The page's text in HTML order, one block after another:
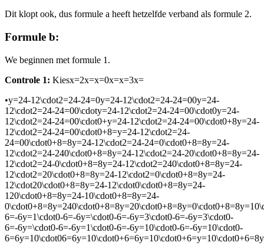
Dit klopt ook, dus formule a heeft hetzelfde verband als formule 2.
Formule b:
We beginnen met formule 1.
Controle 1: Kiesx=2x=x=0x=x=3x=
•y=24-12\cdot2=24-24=0y=24-12\cdot2=24-24=00y=24-
12\cdot2=24-24=00\cdoty=24-12\cdot2=24-24=00\cdot0y=24-
12\cdot2=24-24=00\cdot0+y=24-12\cdot2=24-24=00\cdot0+8y=24-
12\cdot2=24-24=00\cdot0+8=y=24-12\cdot2=24-
24=00\cdot0+8=8y=24-12\cdot2=24-24=0\cdot0+8=8y=24-
12\cdot2=24-240\cdot0+8=8y=24-12\cdot2=24-20\cdot0+8=8y=24-
12\cdot2=24-0\cdot0+8=8y=24-12\cdot2=240\cdot0+8=8y=24-
12\cdot2=20\cdot0+8=8y=24-12\cdot2=0\cdot0+8=8y=24-
12\cdot20\cdot0+8=8y=24-12\cdot0\cdot0+8=8y=24-
120\cdot0+8=8y=24-10\cdot0+8=8y=24-
6=-6y=1\cdot0-6=-6y=\cdot0-6=-6y=3\cdot0-6=-6y=3\cdot0-
6=-6y=\cdot0-6=-6y=1\cdot0-6=-6y=10\cdot0-6=-6y=10\cdot0-